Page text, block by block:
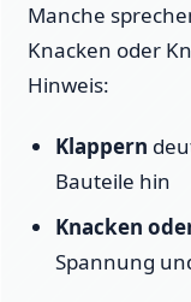
Manche
Knacken oder
Hinweis:
Klappern
Bauteile hin
Knacken
Spannung